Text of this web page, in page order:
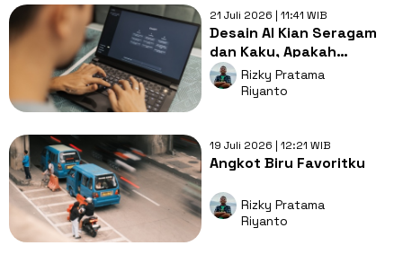
21 Juli 2026 | 11:41 WIB
Desain AI Kian Seragam
dan Kaku, Apakah
Estetika Visual Kita
Sedang Krisis?
Rizky Pratama
Riyanto
19 Juli 2026 | 12:21 WIB
Angkot Biru Favoritku
Rizky Pratama
Riyanto